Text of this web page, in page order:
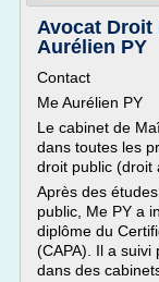
Avocat Droit
Aurélien PY
Contact
Me Aurélien PY
Le cabinet de
dans toutes les
droit public (droit
Après des
public, Me PY a
diplôme du
(CAPA). Il a
dans des